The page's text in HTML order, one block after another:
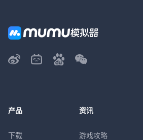
产品
下载
资讯
游戏攻略